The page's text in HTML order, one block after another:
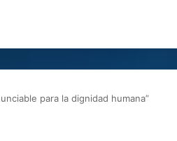
para la dignidad humana”